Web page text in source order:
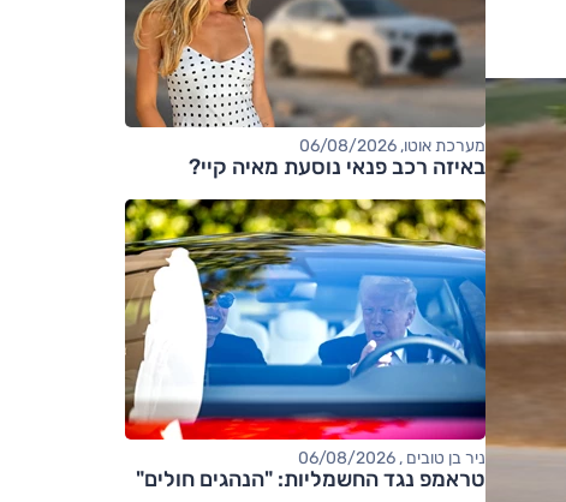
מערכת אוטו, 06/08/2026
באיזה רכב פנאי נוסעת מאיה קיי?
ניר בן טובים , 06/08/2026
טראמפ נגד החשמליות: "הנהגים חולים"